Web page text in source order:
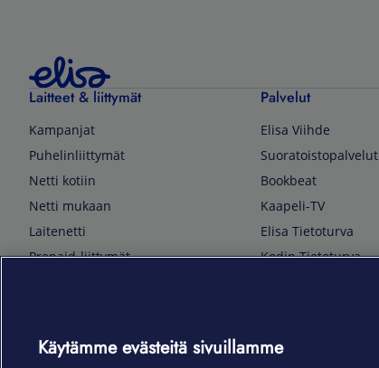
Laitteet & liittymät
Kampanjat
Puhelinliittymät
Netti kotiin
Netti mukaan
Laitenetti
Prepaid-liittymät
TV & audio
Palvelut
Elisa Viihde
Suoratoistopalvelut
Bookbeat
Kaapeli-TV
Elisa Tietoturva
Kodin Tietoturva
Elisa Kotiverkko
Käytämme evästeitä sivuillamme